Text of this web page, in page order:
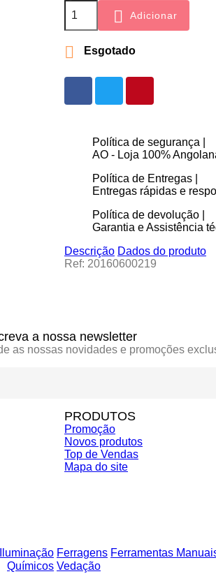
 Adicionar
 Esgotado
Política de segurança |
AO - Loja 100%
Política de Entregas |
Entregas rápidas e
Política de devolução |
Garantia e Assistência
Descrição Dados do produto
Ref: 20160600219
a nossa newsletter
as nossas novidades e promoções
PRODUTOS
Promoção
Novos produtos
Top de Vendas
Mapa do site
Ferragens Ferramentas
Químicos Vedação